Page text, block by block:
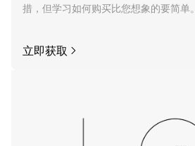
措，但学习如何购买比您想象的要简单。
立即获取